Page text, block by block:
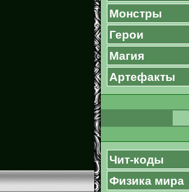
Монстры
Герои
Магия
Артефакты
Чит-коды
Физика мира